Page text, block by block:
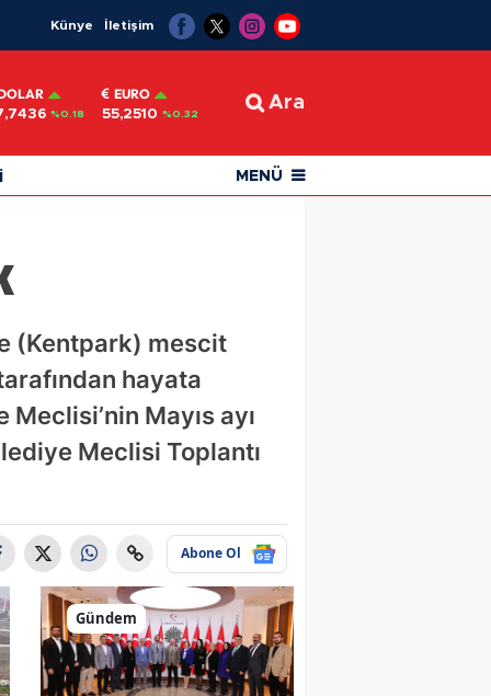
Künye İletişim
%0.18
EURO
55,2510 %0.32
Ara
MENÜ
(Kentpark) mescit
hayata
Mayıs ayı
Meclisi Toplantı
Abone Ol
Gündem